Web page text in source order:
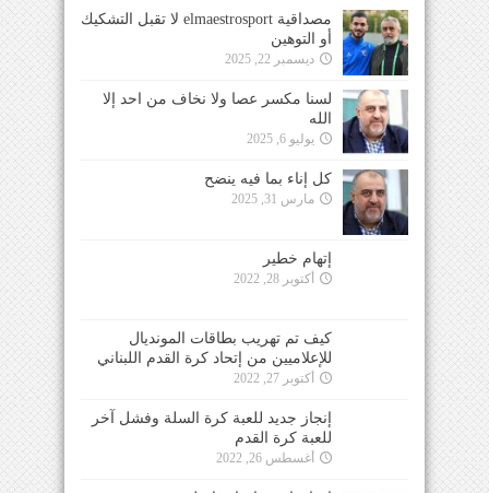
مصداقية elmaestrosport لا تقبل التشكيك
أو التوهين
ديسمبر 22, 2025
لسنا مكسر عصا ولا نخاف من احد إلا
الله
يوليو 6, 2025
كل إناء بما فيه ينضح
مارس 31, 2025
إتهام خطير
أكتوبر 28, 2022
كيف تم تهريب بطاقات المونديال
للإعلاميين من إتحاد كرة القدم اللبناني
أكتوبر 27, 2022
إنجاز جديد للعبة كرة السلة وفشل آخر
للعبة كرة القدم
أغسطس 26, 2022